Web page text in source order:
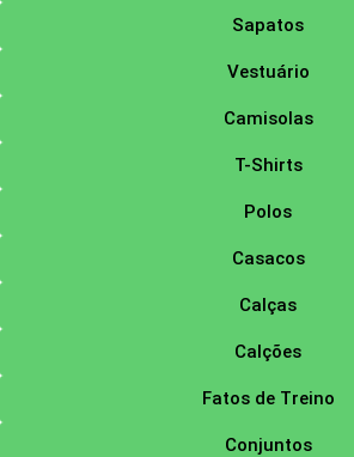
Sapatos
Vestuário
Camisolas
T-Shirts
Polos
Casacos
Calças
Calções
Fatos de Treino
Conjuntos